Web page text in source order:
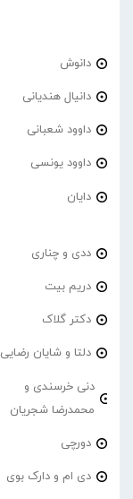
دانوش
دانیال هندیانی
داوود شعبانی
داوود یونسی
دایان
ددی و چناری
دریم بیت
دکتر گلاک
دلتا و شایان رضایی
دنی خرسندی و
محمدرضا شجریان
دورچی
دی ام و دارک بوی